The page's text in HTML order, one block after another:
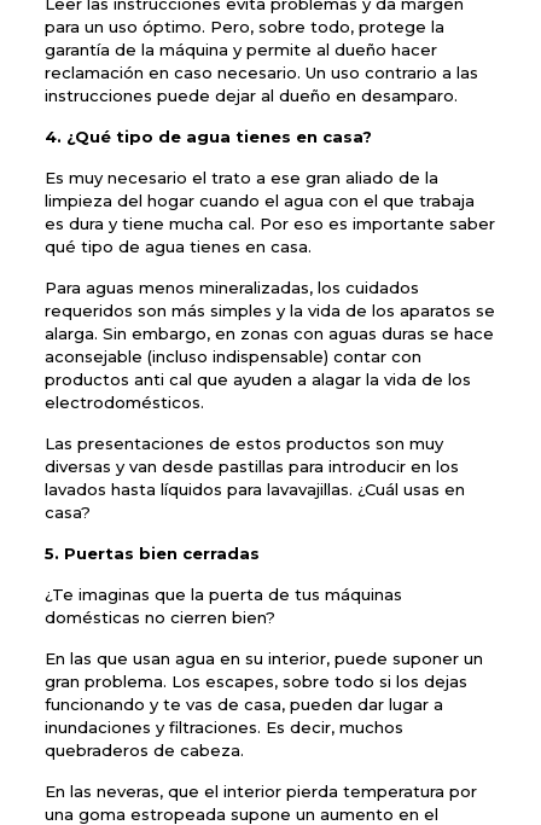
para un uso óptimo. Pero, sobre todo, protege la
garantía de la máquina y permite al dueño hacer
reclamación en caso necesario. Un uso contrario a las
instrucciones puede dejar al dueño en desamparo.
4. ¿Qué tipo de agua tienes en casa?
Es muy necesario el trato a ese gran aliado de la
limpieza del hogar cuando el agua con el que trabaja
es dura y tiene mucha cal. Por eso es importante saber
qué tipo de agua tienes en casa.
Para aguas menos mineralizadas, los cuidados
requeridos son más simples y la vida de los aparatos se
alarga. Sin embargo, en zonas con aguas duras se hace
aconsejable (incluso indispensable) contar con
productos anti cal que ayuden a alagar la vida de los
electrodomésticos.
Las presentaciones de estos productos son muy
diversas y van desde pastillas para introducir en los
lavados hasta líquidos para lavavajillas. ¿Cuál usas en
casa?
5. Puertas bien cerradas
¿Te imaginas que la puerta de tus máquinas
domésticas no cierren bien?
En las que usan agua en su interior, puede suponer un
gran problema. Los escapes, sobre todo si los dejas
funcionando y te vas de casa, pueden dar lugar a
inundaciones y filtraciones. Es decir, muchos
quebraderos de cabeza.
En las neveras, que el interior pierda temperatura por
una goma estropeada supone un aumento en el